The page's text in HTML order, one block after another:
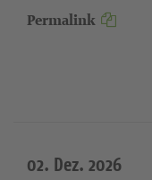
Permalink
02. Dez. 2026